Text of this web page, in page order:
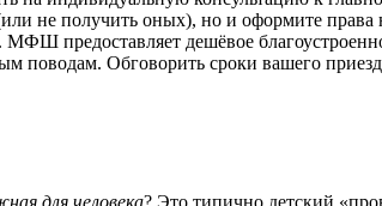
не получить оных), но и оформите
МФШ предоставляет дешёвое
поводам. Обговорить сроки вашего
для человека? Это типично детский